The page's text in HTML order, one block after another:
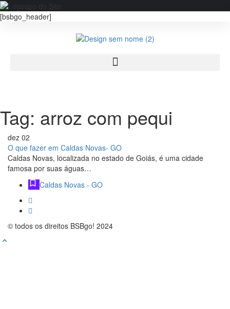
[bsbgo_header]
Tag: arroz com pequi
dez 02
O que fazer em Caldas Novas- GO
Caldas Novas, localizada no estado de Goiás, é uma cidade
famosa por suas águas…
Caldas Novas - GO
© todos os direitos BSBgo! 2024